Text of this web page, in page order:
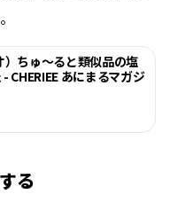
）ちゅ〜ると類似品の塩
CHERIEE あにまるマガジ
る